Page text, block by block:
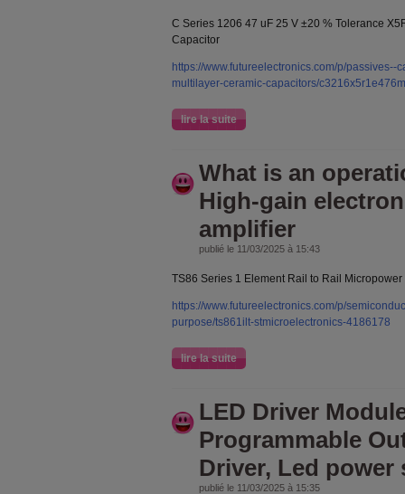
C Series 1206 47 uF 25 V ±20 % Tolerance
Capacitor
https://www.futureelectronics.com/p/passives--
multilayer-ceramic-capacitors/
lire la suite
What is an
High-gain
amplifier
publié le 11/03/2025 à 15:43
TS86 Series 1 Element Rail to Rail
https://www.futureelectronics.com/p/
purpose/ts861ilt-stmicroelectronics-4186178
lire la suite
LED Driver
Programmable
Driver, Led power
publié le 11/03/2025 à 15:35